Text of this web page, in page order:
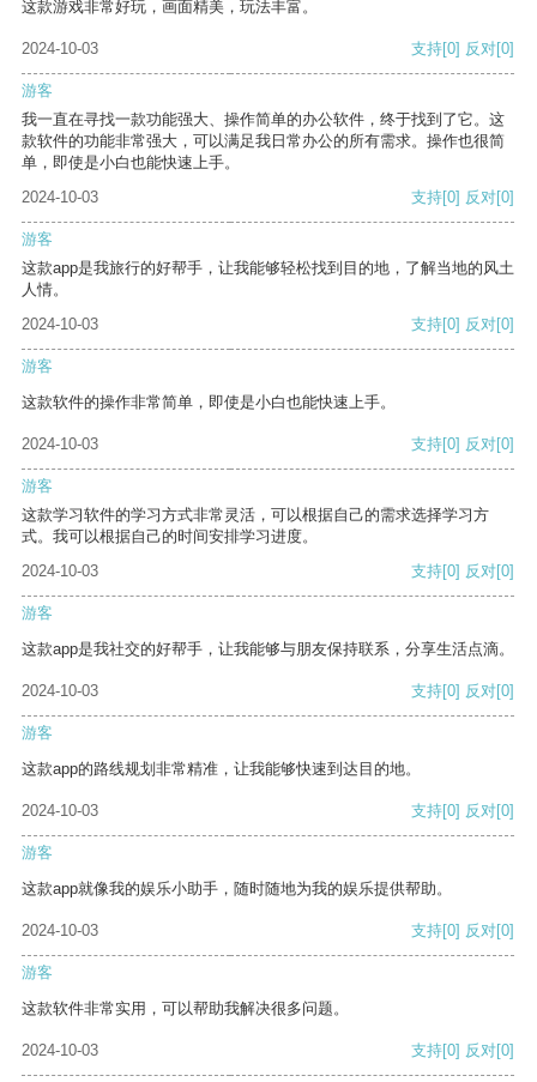
这款游戏非常好玩，画面精美，玩法丰富。
2024-10-03 支持[0] 反对[0]
游客
我一直在寻找一款功能强大、操作简单的办公软件，终于找到了它。这
款软件的功能非常强大，可以满足我日常办公的所有需求。操作也很简
单，即使是小白也能快速上手。
2024-10-03
支持[0] 反对[0]
游客
这款app是我旅行的好帮手，让我能够轻松找到目的地，了解当地的风土
人情。
2024-10-03
支持[0] 反对[0]
游客
这款软件的操作非常简单，即使是小白也能快速上手。
2024-10-03 支持[0] 反对[0]
游客
这款学习软件的学习方式非常灵活，可以根据自己的需求选择学习方
式。我可以根据自己的时间安排学习进度。
2024-10-03
支持[0] 反对[0]
游客
这款app是我社交的好帮手，让我能够与朋友保持联系，分享生活点滴。
2024-10-03 支持[0] 反对[0]
游客
这款app的路线规划非常精准，让我能够快速到达目的地。
2024-10-03 支持[0] 反对[0]
游客
这款app就像我的娱乐小助手，随时随地为我的娱乐提供帮助。
2024-10-03 支持[0] 反对[0]
游客
这款软件非常实用，可以帮助我解决很多问题。
2024-10-03 支持[0] 反对[0]